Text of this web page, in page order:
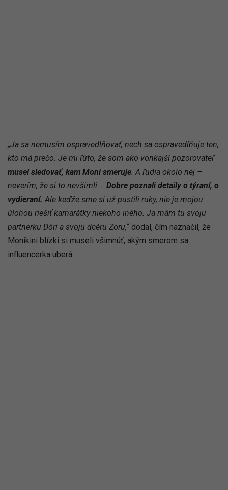
„Ja sa nemusím ospravedlňovať, nech sa ospravedlňuje ten,
kto má prečo. Je mi ľúto, že som ako vonkajší pozorovateľ
musel sledovať, kam Moni smeruje. A ľudia okolo nej –
neverím, že si to nevšimli … Dobre poznali detaily o týraní, o
vydieraní. Ale keďže sme si už pustili ruky, nie je mojou
úlohou riešiť kamarátky niekoho iného. Ja mám tu svoju
partnerku Dóri a svoju dcéru Zoru,“ dodal, čím naznačil, že
Monikini blízki si museli všimnúť, akým smerom sa
influencerka uberá.